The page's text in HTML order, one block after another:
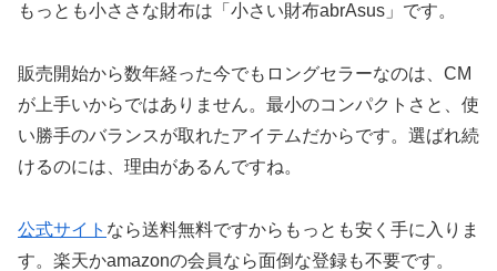
もっとも小ささな財布は「小さい財布abrAsus」です。
販売開始から数年経った今でもロングセラーなのは、CM
が上手いからではありません。最小のコンパクトさと、使
い勝手のバランスが取れたアイテムだからです。選ばれ続
けるのには、理由があるんですね。
公式サイト なら送料無料ですからもっとも安く手に入りま
す。楽天かamazonの会員なら面倒な登録も不要です。